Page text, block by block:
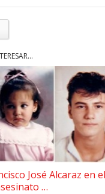
José Alcaraz en el
…